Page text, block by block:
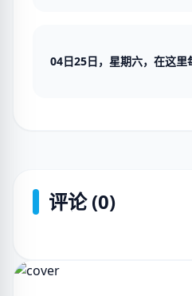
04日25日，星期六，在这里
评论 (0)